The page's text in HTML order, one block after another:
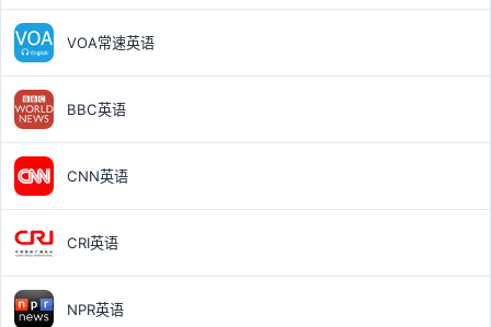
VOA常速英语
BBC英语
CNN英语
CRI英语
NPR英语